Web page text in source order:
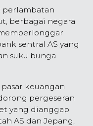
perlambatan
berbagai negara
sentral AS yang
suku bunga
keuangan
pergeseran
yang dianggap
AS dan Jepang,